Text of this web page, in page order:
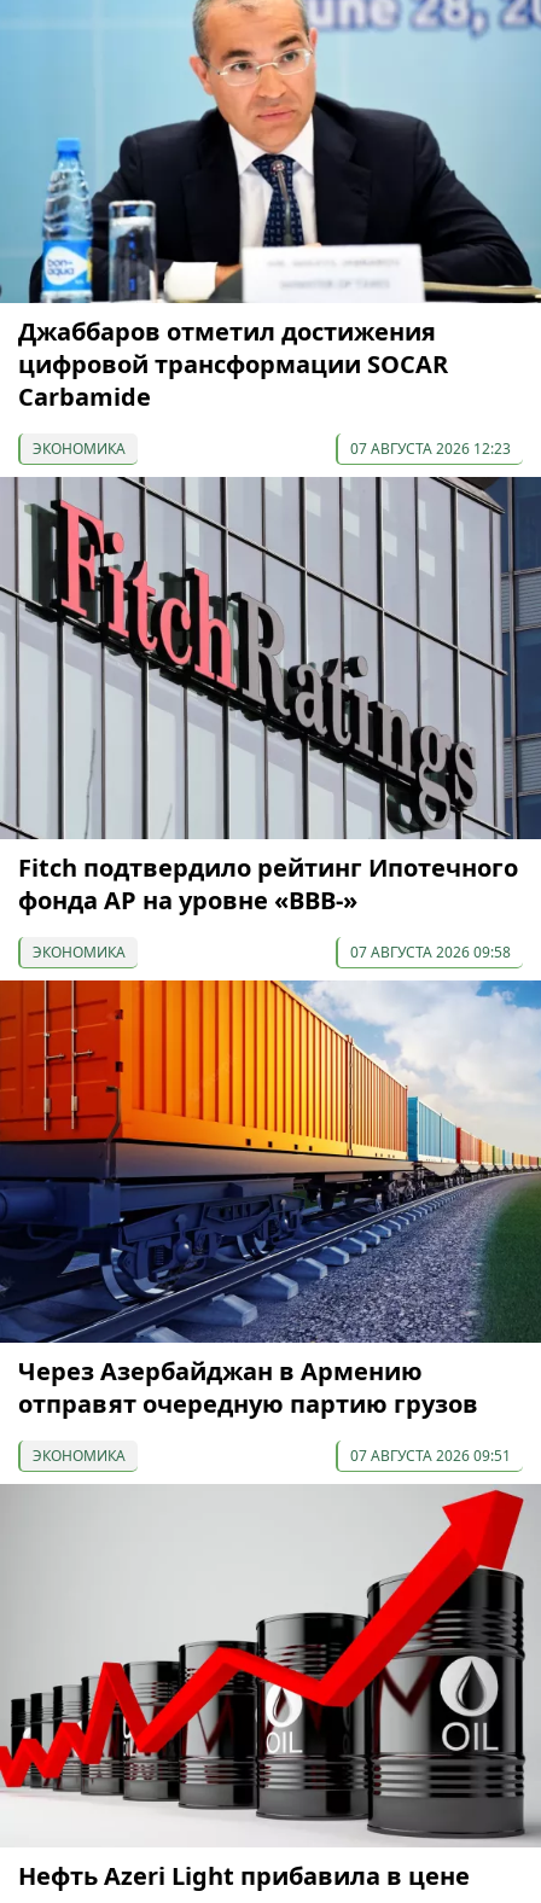
Джаббаров отметил достижения
цифровой трансформации SOCAR
Carbamide
ЭКОНОМИКА 07 АВГУСТА 2026 12:23
Fitch подтвердило рейтинг Ипотечного
фонда АР на уровне «BBB-»
ЭКОНОМИКА 07 АВГУСТА 2026 09:58
Через Азербайджан в Армению
отправят очередную партию грузов
ЭКОНОМИКА 07 АВГУСТА 2026 09:51
Нефть Azeri Light прибавила в цене